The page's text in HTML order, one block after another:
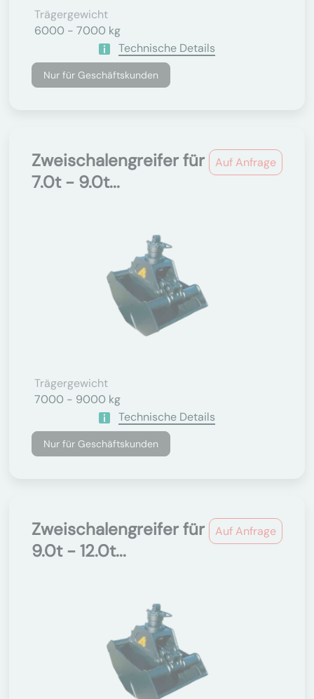
Trägergewicht
6000 - 7000 kg
Technische Details
Nur für Geschäftskunden
Auf Anfrage
Zweischalengreifer für
7.0t - 9.0t...
Trägergewicht
7000 - 9000 kg
Technische Details
Nur für Geschäftskunden
Auf Anfrage
Zweischalengreifer für
9.0t - 12.0t...